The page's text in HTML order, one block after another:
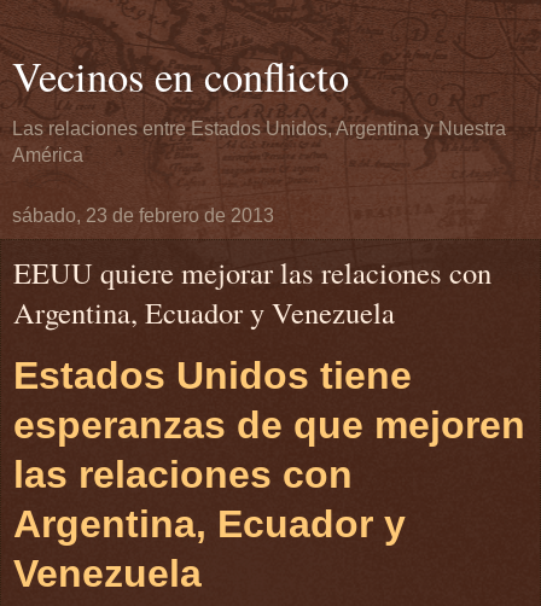
Vecinos en conflicto
Las relaciones entre Estados Unidos, Argentina y Nuestra
América
sábado, 23 de febrero de 2013
EEUU quiere mejorar las relaciones con
Argentina, Ecuador y Venezuela
Estados Unidos tiene
esperanzas de que mejoren
las relaciones con
Argentina, Ecuador y
Venezuela